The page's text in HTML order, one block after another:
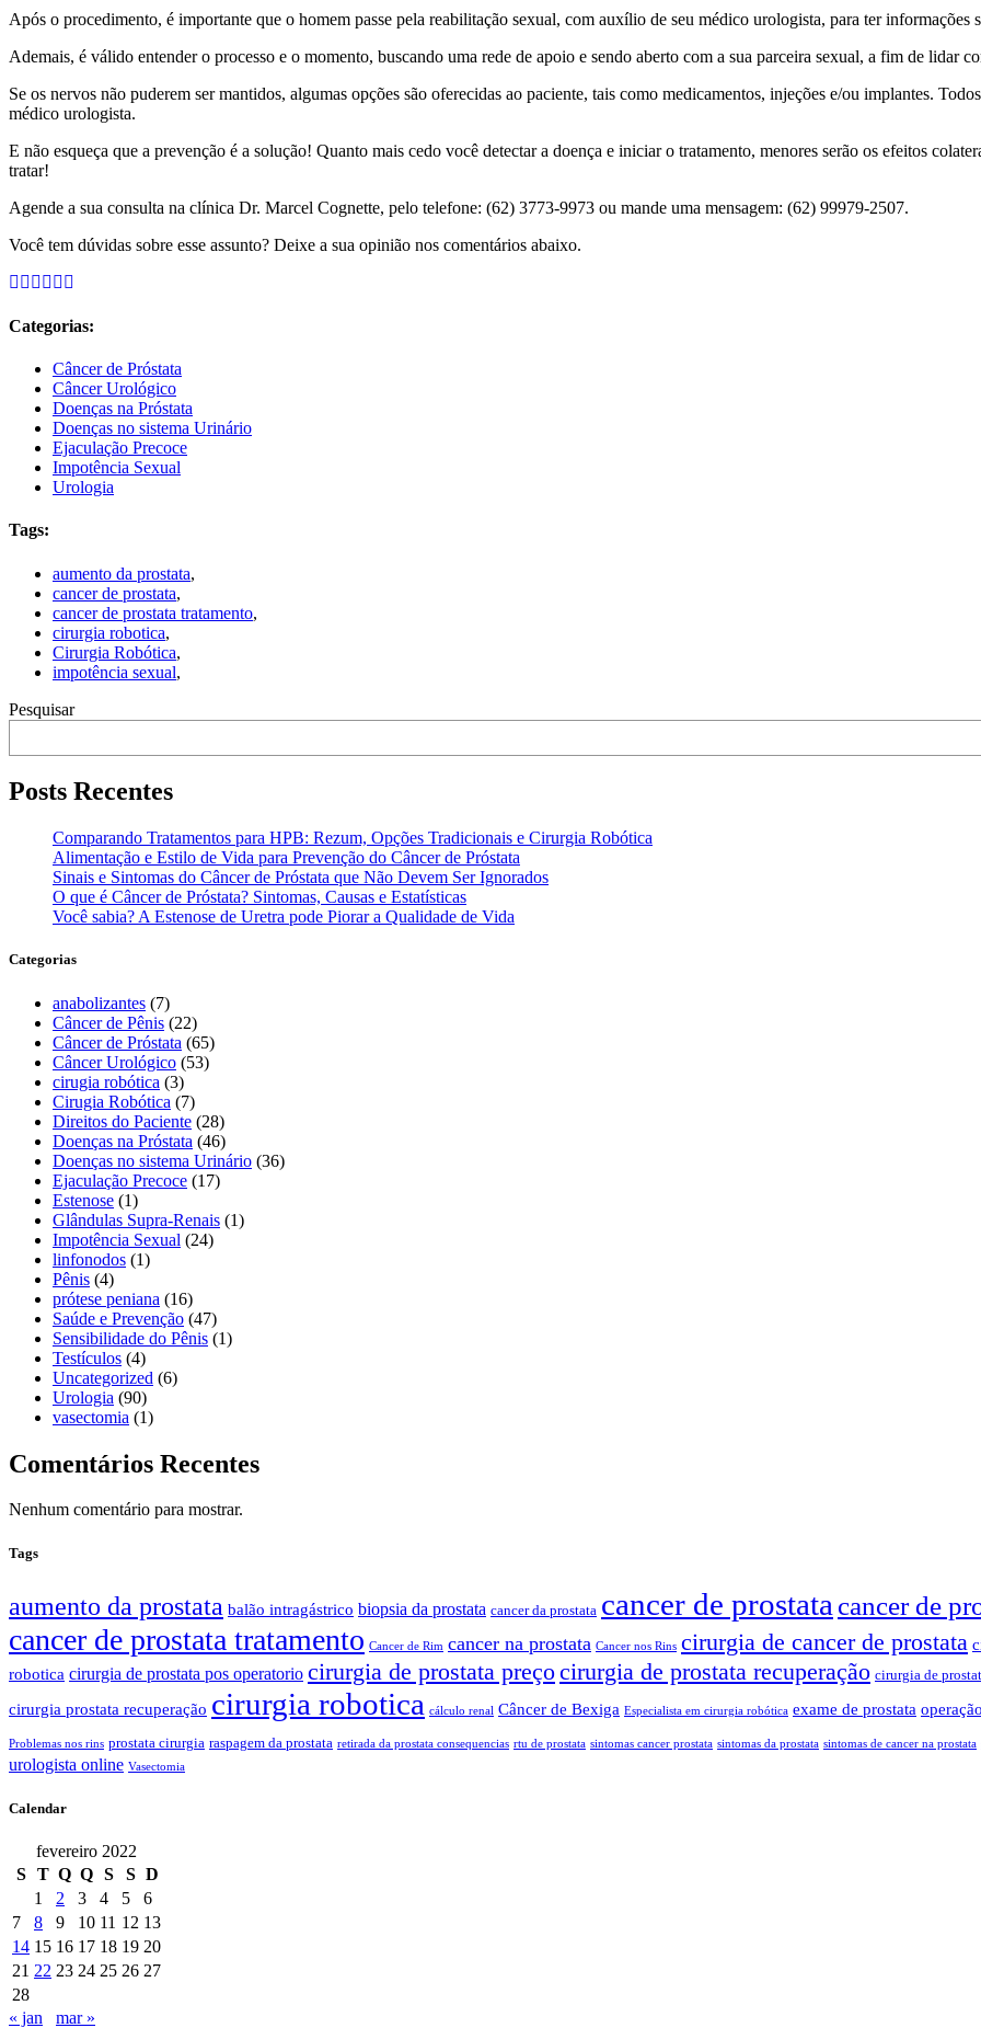
Após o procedimento, é importante que o homem passe pela reabilitação sexual, com auxílio de seu médico urologista, para ter informações
Ademais, é válido entender o processo e o momento, buscando uma rede de apoio e sendo aberto com a sua parceira sexual, a fim de lidar
Se os nervos não puderem ser mantidos, algumas opções são oferecidas ao paciente, tais como medicamentos, injeções e/ou implantes.
médico urologista.
E não esqueça que a prevenção é a solução! Quanto mais cedo você detectar a doença e iniciar o tratamento, menores serão os efeitos
tratar!
Agende a sua consulta na clínica Dr. Marcel Cognette, pelo telefone: (62) 3773-9973 ou mande uma mensagem: (62) 99979-2507.
Você tem dúvidas sobre esse assunto? Deixe a sua opinião nos comentários abaixo.
Categorias:
Câncer de Próstata
Câncer Urológico
Doenças na Próstata
Doenças no sistema Urinário
Ejaculação Precoce
Impotência Sexual
Urologia
Tags:
aumento da prostata,
cancer de prostata,
cancer de prostata tratamento,
cirurgia robotica,
Cirurgia Robótica,
impotência sexual,
Pesquisar
Posts Recentes
Comparando Tratamentos para HPB: Rezum, Opções Tradicionais e Cirurgia Robótica
Alimentação e Estilo de Vida para Prevenção do Câncer de Próstata
Sinais e Sintomas do Câncer de Próstata que Não Devem Ser Ignorados
O que é Câncer de Próstata? Sintomas, Causas e Estatísticas
Você sabia? A Estenose de Uretra pode Piorar a Qualidade de Vida
Categorias
anabolizantes (7)
Câncer de Pênis (22)
Câncer de Próstata (65)
Câncer Urológico (53)
cirugia robótica (3)
Cirugia Robótica (7)
Direitos do Paciente (28)
Doenças na Próstata (46)
Doenças no sistema Urinário (36)
Ejaculação Precoce (17)
Estenose (1)
Glândulas Supra-Renais (1)
Impotência Sexual (24)
linfonodos (1)
Pênis (4)
prótese peniana (16)
Saúde e Prevenção (47)
Sensibilidade do Pênis (1)
Testículos (4)
Uncategorized (6)
Urologia (90)
vasectomia (1)
Comentários Recentes
Nenhum comentário para mostrar.
Tags
aumento da prostata balão intragástrico biopsia da prostata cancer da prostata cancer de prostata cancer de
cancer de prostata tratamento Cancer de Rim cancer na prostata Cancer nos Rins cirurgia de cancer de prostata
robotica cirurgia de prostata pos operatorio cirurgia de prostata preçocirurgia de prostata recuperação cirurgia de
cirurgia prostata recuperação cirurgia robotica cálculo renal Câncer de Bexiga Especialista em cirurgia robótica exame de prostata
Problemas nos rins prostata cirurgia raspagem da prostata retirada da prostata consequencias rtu de prostata sintomas cancer prostata sintomas da prostata sintomas de cancer na prostata
urologista online Vasectomia
Calendar
fevereiro 2022
S
T Q Q S S D
1
2 3 4 5
6
7
8 9 10 11 12 13
14 15 16 17 18 19 20
21 22 23 24 25 26 27
28
« jan
mar »